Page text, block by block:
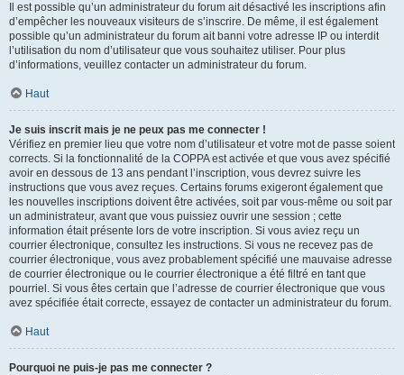
Il est possible qu’un administrateur du forum ait désactivé les inscriptions afin
d’empêcher les nouveaux visiteurs de s’inscrire. De même, il est également
possible qu’un administrateur du forum ait banni votre adresse IP ou interdit
l’utilisation du nom d’utilisateur que vous souhaitez utiliser. Pour plus
d’informations, veuillez contacter un administrateur du forum.
Haut
Je suis inscrit mais je ne peux pas me connecter !
Vérifiez en premier lieu que votre nom d’utilisateur et votre mot de passe soient
corrects. Si la fonctionnalité de la COPPA est activée et que vous avez spécifié
avoir en dessous de 13 ans pendant l’inscription, vous devrez suivre les
instructions que vous avez reçues. Certains forums exigeront également que
les nouvelles inscriptions doivent être activées, soit par vous-même ou soit par
un administrateur, avant que vous puissiez ouvrir une session ; cette
information était présente lors de votre inscription. Si vous aviez reçu un
courrier électronique, consultez les instructions. Si vous ne recevez pas de
courrier électronique, vous avez probablement spécifié une mauvaise adresse
de courrier électronique ou le courrier électronique a été filtré en tant que
pourriel. Si vous êtes certain que l’adresse de courrier électronique que vous
avez spécifiée était correcte, essayez de contacter un administrateur du forum.
Haut
Pourquoi ne puis-je pas me connecter ?